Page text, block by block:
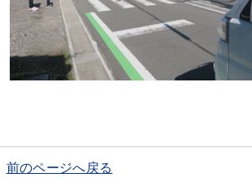
前のページへ戻る